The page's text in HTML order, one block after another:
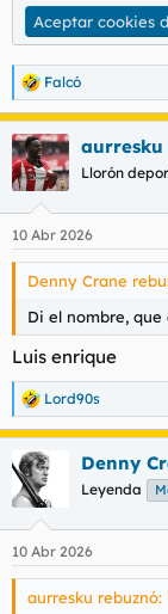
Aceptar cookies
R
e
a
c
c
i
e
s
Falcó
aurresku
Llorón
10 Abr 2026
Denny Crane
Di el nombre, que
Luis enrique
R
e
a
c
c
i
e
s
Lord90s
Denny
Leyenda
10 Abr 2026
aurresku rebuznó: